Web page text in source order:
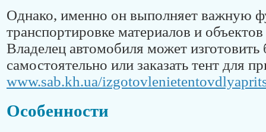
Однако, именно он выполняет важную
транспортировке материалов и
Владелец автомобиля может изготовить
самостоятельно или заказать тент для
www.sab.kh.ua/
Особенности